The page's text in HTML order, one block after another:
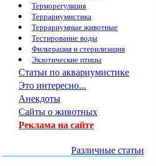
Терморегуляция
Террариумистика
Террариумные животные
Тестирование воды
Фильтрация и стерилизация
Экзотические птицы
Статьи по аквариумистике
Это интересно...
Анекдоты
Сайты о животных
Реклама на сайте
Различные статьи